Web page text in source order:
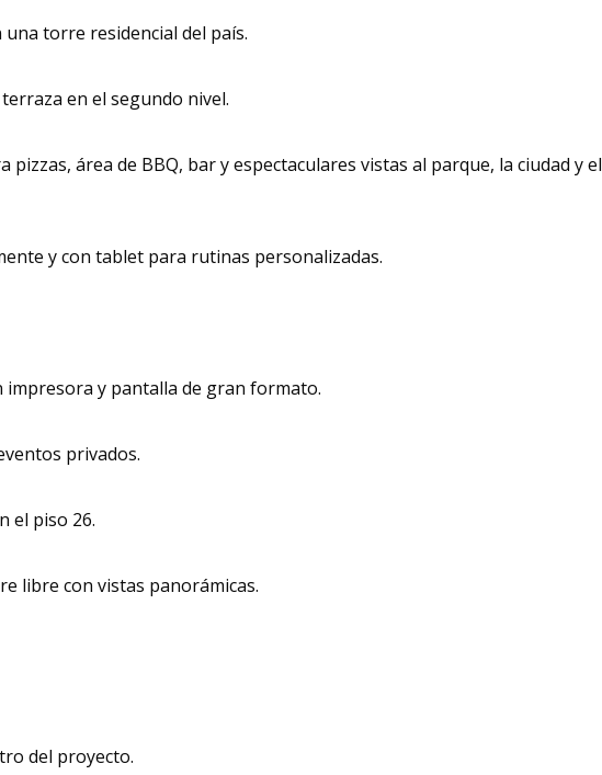
torre residencial del país.
en el segundo nivel.
pizzas, área de BBQ, bar y espectaculares vistas al parque, la ciudad y el
y con tablet para rutinas personalizadas.
y pantalla de gran formato.
privados.
el piso 26.
libre con vistas panorámicas.
del proyecto.